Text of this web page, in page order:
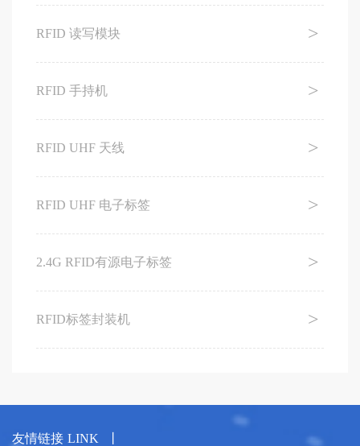
RFID 读写模块
RFID 手持机
RFID UHF 天线
RFID UHF 电子标签
2.4G RFID有源电子标签
RFID标签封装机
友情链接 LINK